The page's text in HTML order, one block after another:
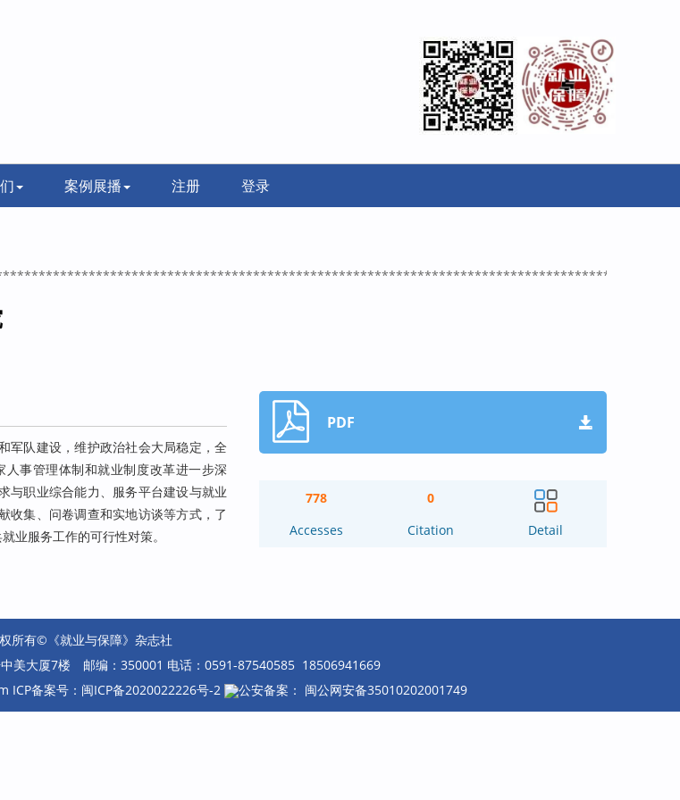
案例展播 注册 登录
军队建设，维护政治社会大局稳定，全
事管理体制和就业制度改革进一步深
与职业综合能力、服务平台建设与就业
收集、问卷调查和实地访谈等方式，了
业服务工作的可行性对策。
PDF
778
Accesses
0
Citation
Detail
所有©《就业与保障》杂志社
美大厦7楼 邮编：350001 电话：0591-87540585 18506941669
备案号： 闽ICP备2020022226号-2 公安备案： 闽公网安备35010202001749